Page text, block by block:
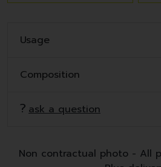
Usage
Composition
ask a question
Non contractual photo - All